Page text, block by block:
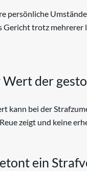
persönliche
Gericht trotz
der
kann bei der
zeigt und keine
ein